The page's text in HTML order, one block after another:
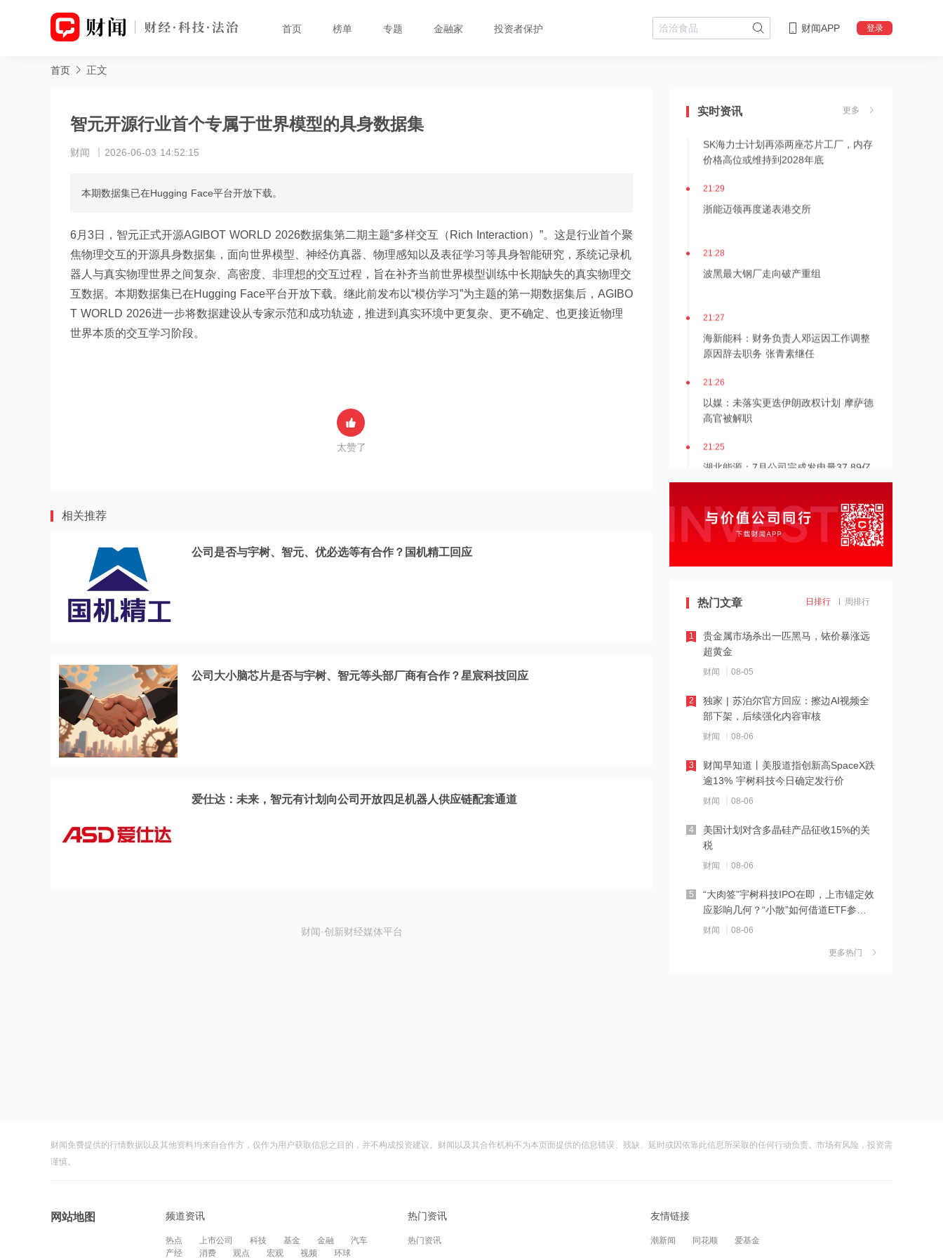
首页 榜单 专题 金融家 投资者保护 财闻APP 登录
首页 正文
智元开源行业首个专属于世界模型的具身数据集
财闻 2026-06-03 14:52:15
本期数据集已在Hugging Face平台开放下载。
6月3日，智元正式开源AGIBOT WORLD 2026数据集第二期主题“多样交互（Rich Interaction）”。这是行业首个聚
焦物理交互的开源具身数据集，面向世界模型、神经仿真器、物理感知以及表征学习等具身智能研究，系统记录机
器人与真实物理世界之间复杂、高密度、非理想的交互过程，旨在补齐当前世界模型训练中长期缺失的真实物理交
互数据。本期数据集已在Hugging Face平台开放下载。继此前发布以“模仿学习”为主题的第一期数据集后，AGIBO
T WORLD 2026进一步将数据建设从专家示范和成功轨迹，推进到真实环境中更复杂、更不确定、也更接近物理
世界本质的交互学习阶段。
太赞了
相关推荐
公司是否与宇树、智元、优必选等有合作？国机精工回应
公司大小脑芯片是否与宇树、智元等头部厂商有合作？星宸科技回应
爱仕达：未来，智元有计划向公司开放四足机器人供应链配套通道
财闻·创新财经媒体平台
实时资讯 更多
体上涨
21:31
SK海力士计划再添两座芯片工厂，内存
价格高位或维持到2028年底
21:29
浙能迈领再度递表港交所
21:28
波黑最大钢厂走向破产重组
21:27
海新能科：财务负责人邓运因工作调整
原因辞去职务 张青素继任
21:26
以媒：未落实更迭伊朗政权计划 摩萨德
高官被解职
21:25
湖北能源：7月公司完成发电量37.89亿
21:24
北京：非京籍家庭购房社保个税缴纳年
限下调为一年
概率仍超80%
21:23
下周285.22亿元市值限售股解禁 陆家嘴
解禁71.1亿元居首
21:20
中国再保险：何兴达董事任职资格获国
家金融监督管理总局核准
21:16
海川智能：公司自动衡器产品没有应用
于人形机器人或商业航天方向
21:14
南大光电：公司高纯磷烷产能为140吨/
年，可用于制备磷化铟
21:13
黑海无人机袭击致CPC石油装载量减少
五分之一
创力集团：高管郝龙拟减持公司股份不
热门文章 日排行 周排行
贵金属市场杀出一匹黑马，铱价暴涨远
超黄金
财闻 08-05
1
独家 | 苏泊尔官方回应：擦边AI视频全
部下架，后续强化内容审核
财闻 08-06
2
财闻早知道丨美股道指创新高SpaceX跌
逾13% 宇树科技今日确定发行价
财闻 08-06
3
美国计划对含多晶硅产品征收15%的关
税
财闻 08-06
4
“大肉签”宇树科技IPO在即，上市锚定效
应影响几何？“小散”如何借道ETF参
与？
财闻 08-06
5
茉莉奶白陷降薪罗生门，当事人称：公
大涨152%！哈啰、美团单车“好伙伴”登
10
更多热门
财闻免费提供的行情数据以及其他资料均来自合作方，仅作为用户获取信息之目的，并不构成投资建议。财闻以及其合作机构不为本页面提供的信息错误、残缺、延时或因依靠此信息所采取的任何行动负责。市场有风险，投资需
谨慎。
网站地图 频道资讯
热点 上市公司 科技 基金 金融
汽车
产经
消费 观点 宏观 视频 环球
热门资讯
热门资讯
友情链接
潮新闻 同花顺 爱基金